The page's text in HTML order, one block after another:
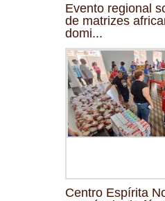
Evento regional
de matrizes
domi...
Centro Espírita